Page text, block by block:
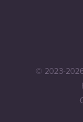
© 2023-